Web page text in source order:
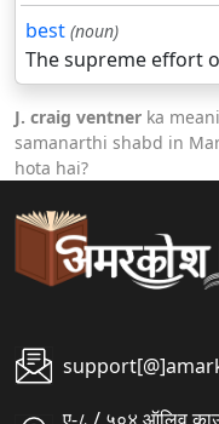
best (noun)
The supreme effort
J. craig ventner ka
samanarthi shabd in
hota hai?